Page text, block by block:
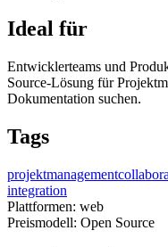
Ideal für
Entwicklerteams und
Source-Lösung für
Dokumentation suchen.
Tags
projektmanagement
integration
Plattformen: web
Preismodell: Open Source